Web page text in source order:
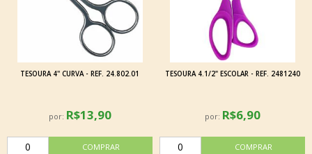
TESOURA 4'' CURVA - REF. 24.802.01
por: R$13,90
TESOURA 4.1/2" ESCOLAR - REF. 2481240
por: R$6,90